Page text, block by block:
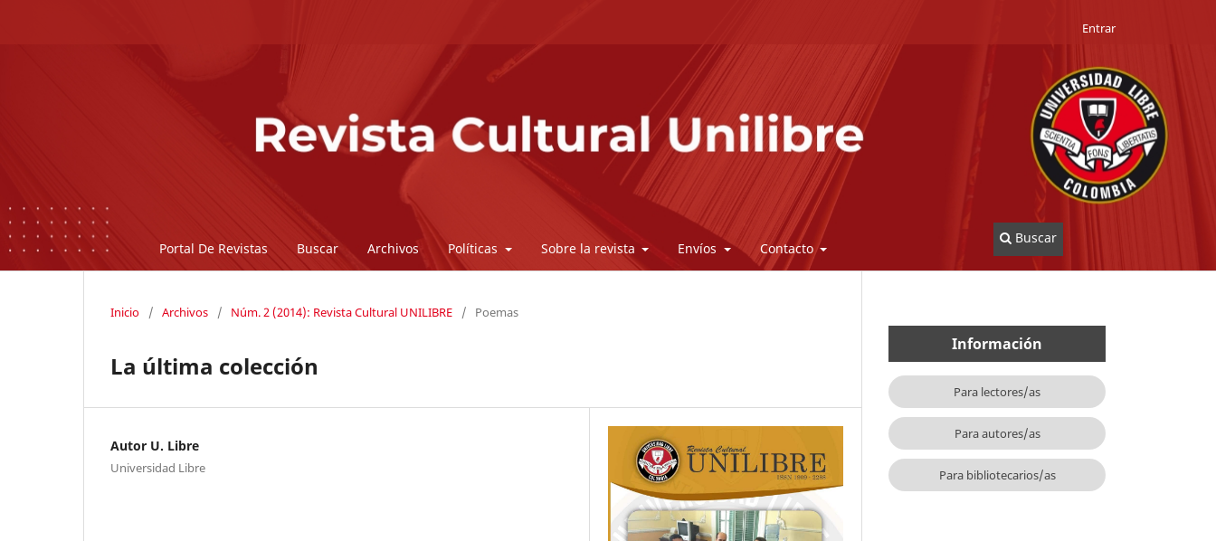
Portal De Revistas Buscar Archivos Políticas Sobre la revista Envíos Contacto
Buscar
Entrar
Inicio / Archivos / Núm. 2 (2014): Revista Cultural UNILIBRE / Poemas
La última colección
Autor U. Libre
Universidad Libre
Información
Para lectores/as
Para autores/as
Para bibliotecarios/as